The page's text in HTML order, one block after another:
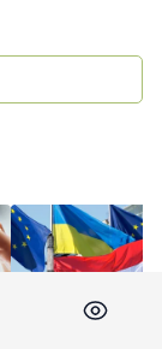
Presa: